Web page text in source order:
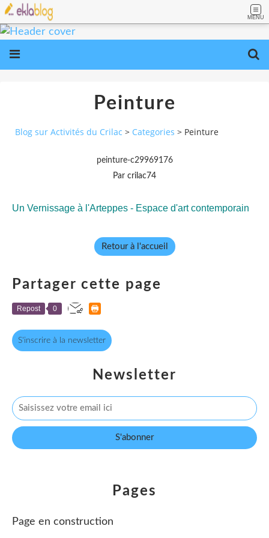
MENU
Peinture
Blog sur Activités du Crilac > Categories > Peinture
peinture-c29969176
Par crilac74
Un Vernissage à l'Arteppes - Espace d'art contemporain
Retour à l'accueil
Partager cette page
Repost 0
S'inscrire à la newsletter
Newsletter
Pages
Page en construction